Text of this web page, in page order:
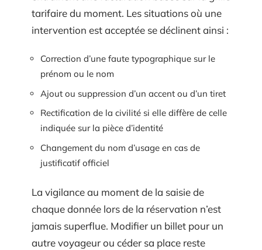
tarifaire du moment. Les situations où une
intervention est acceptée se déclinent ainsi :
Correction d’une faute typographique sur le
prénom ou le nom
Ajout ou suppression d’un accent ou d’un tiret
Rectification de la civilité si elle diffère de celle
indiquée sur la pièce d’identité
Changement du nom d’usage en cas de
justificatif officiel
La vigilance au moment de la saisie de
chaque donnée lors de la réservation n’est
jamais superflue. Modifier un billet pour un
autre voyageur ou céder sa place reste